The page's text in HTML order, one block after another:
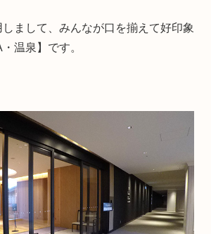
まして、みんなが口を揃えて好印象
温泉】です。